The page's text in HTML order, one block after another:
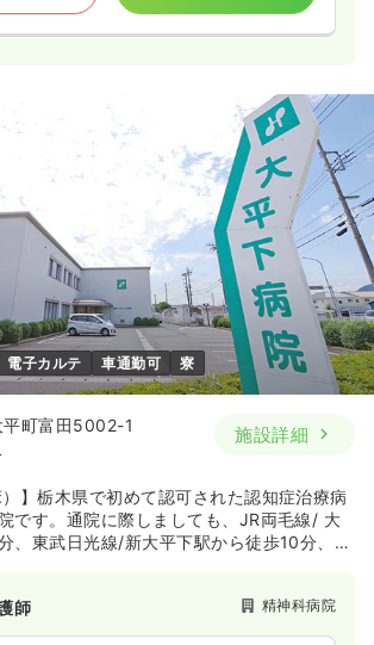
電子カルテ 車通勤可 寮
平町富田5002-1
施設詳細
）】栃木県で初めて認可された認知症治療病
です。通院に際しましても、JR両毛線/ 大
、東武日光線/新大平下駅から徒歩10分、県
師 精神科病院